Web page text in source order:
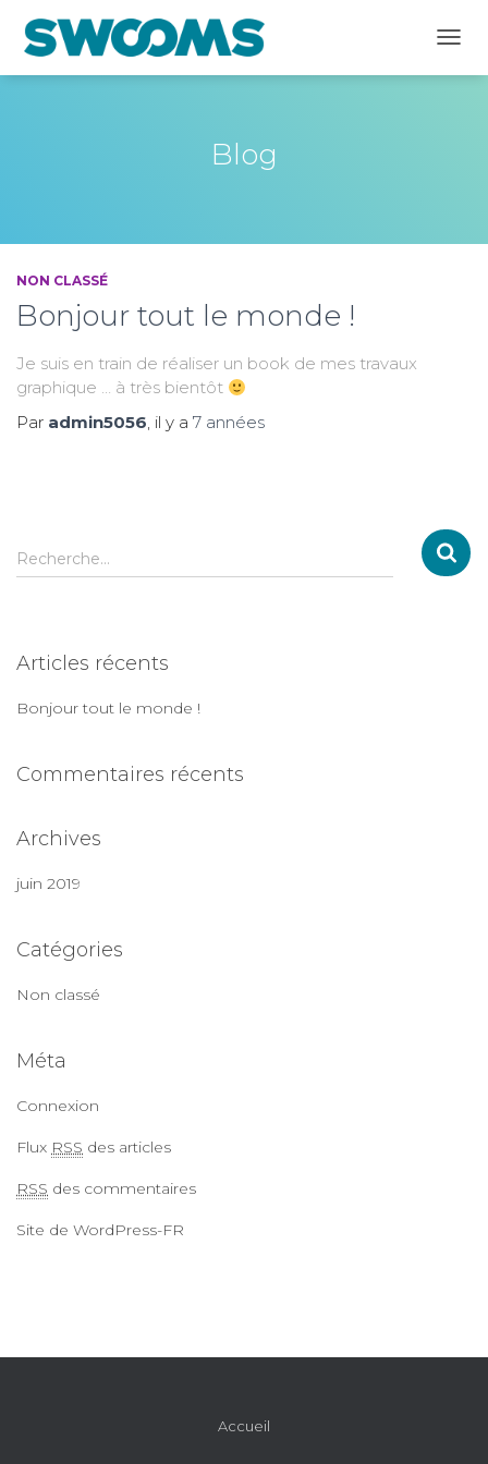
LA
Blog
NON CLASSÉ
Bonjour tout le monde !
Je suis en train de réaliser un book de mes travaux
graphique … à très bientôt
Par admin5056, il y a 7 années
R
e
r
h
r
Recherche…
Articles récents
Bonjour tout le monde !
Commentaires récents
Archives
juin 2019
Catégories
Non classé
Méta
Connexion
Flux RSS des articles
RSS des commentaires
Site de WordPress-FR
Accueil